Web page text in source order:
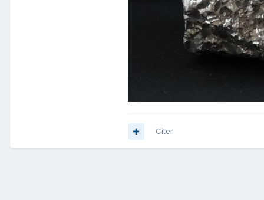
Citer